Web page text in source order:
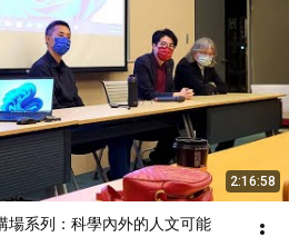
2:16:58
場系列：科學內外的人文可能